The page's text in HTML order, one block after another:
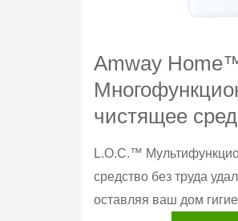
Amway
чистящее
L.O.C.™
средство без труда
оставляя ваш дом